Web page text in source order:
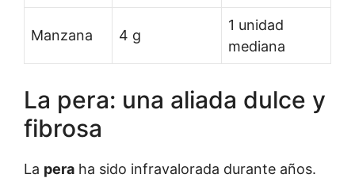
Manzana 4 g
1 unidad
mediana
La pera: una aliada dulce y
fibrosa
La pera ha sido infravalorada durante años.